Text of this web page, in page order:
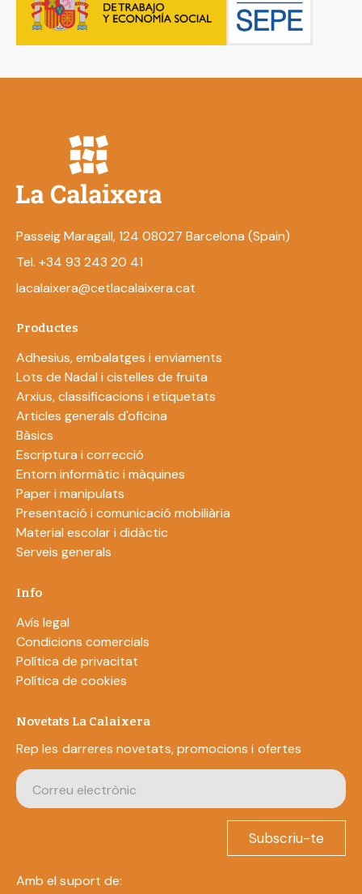
Passeig Maragall, 124 08027 Barcelona (Spain)
Tel. +34 93 243 20 41
lacalaixera@cetlacalaixera.cat
Productes
Adhesius, embalatges i enviaments
Lots de Nadal i cistelles de fruita
Arxius, classificacions i etiquetats
Articles generals d'oficina
Bàsics
Escriptura i correcció
Entorn informàtic i màquines
Paper i manipulats
Presentació i comunicació mobiliària
Material escolar i didàctic
Serveis generals
Info
Avís legal
Condicions comercials
Política de privacitat
Política de cookies
Novetats La Calaixera
Rep les darreres novetats, promocions i ofertes
Subscriu-te
Amb el suport de: